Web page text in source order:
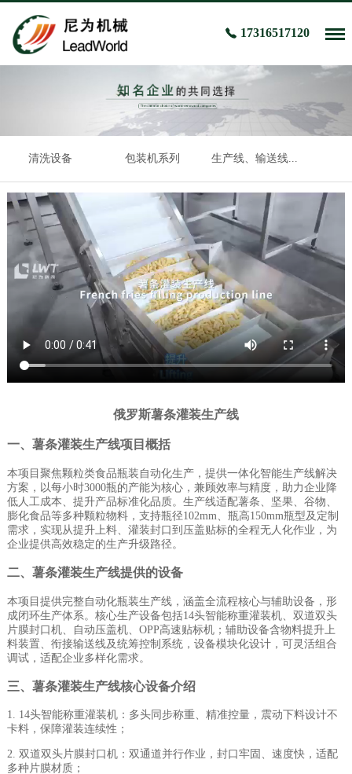
17316517120
清洗设备 包装机系列 生产线、输送线...
俄罗斯薯条灌装生产线
一、薯条灌装生产线项目概括
本项目聚焦颗粒类食品瓶装自动化生产，提供一体化智能生产线解决
方案，以每小时3000瓶的产能为核心，兼顾效率与精度，助力企业降
低人工成本、提升产品标准化品质。生产线适配薯条、坚果、谷物、
膨化食品等多种颗粒物料，支持瓶径102mm、瓶高150mm瓶型及定制
需求，实现从提升上料、灌装封口到压盖贴标的全程无人化作业，为
企业提供高效稳定的生产升级路径。
二、薯条灌装生产线提供的设备
本项目提供完整自动化瓶装生产线，涵盖全流程核心与辅助设备，形
成闭环生产体系。核心生产设备包括14头智能称重灌装机、双道双头
片膜封口机、自动压盖机、OPP高速贴标机；辅助设备含物料提升上
料装置、衔接输送线及统筹控制系统，设备模块化设计，可灵活组合
调试，适配企业多样化需求。
三、薯条灌装生产线核心设备介绍
1. 14头智能称重灌装机：多头同步称重、精准控量，震动下料设计不
卡料，保障灌装连续性；
2. 双道双头片膜封口机：双通道并行作业，封口牢固、速度快，适配
多种片膜材质；